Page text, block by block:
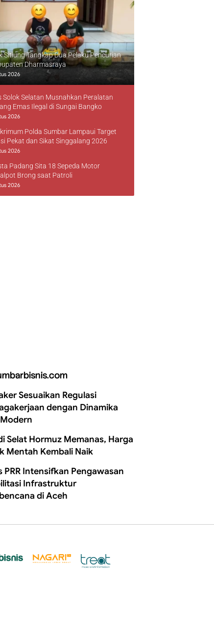
Sitiung Tangkap Dua Pelaku Pencurian
Dharmasraya
2026
Solok Selatan Musnahkan Peralatan
Emas Ilegal di Sungai Bangko
2026
Polda Sumbar Lampaui Target
Pekat dan Sikat Singgalang 2026
2026
Padang Sita 18 Sepeda Motor
Brong saat Patroli
2026
Sesuaikan Regulasi
dengan Dinamika
Selat Hormuz Memanas, Harga
Mentah Kembali Naik
PRR Intensifkan Pengawasan
Infrastruktur
di Aceh